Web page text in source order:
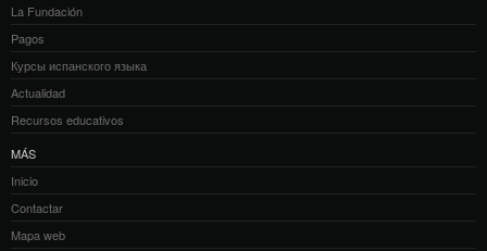
La Fundación
Pagos
Курсы испанского языка
Actualidad
Recursos educativos
MÁS
Inicio
Contactar
Mapa web